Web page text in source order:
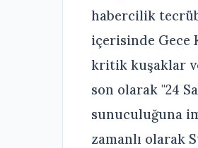
habercilik
içerisinde Gece
kritik kuşaklar
son olarak "24
sunuculuğuna
zamanlı olarak